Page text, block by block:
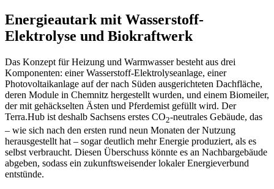
Energieautark mit Wasserstoff-
Elektrolyse und Biokraftwerk
Das Konzept für Heizung und Warmwasser besteht aus drei
Komponenten: einer Wasserstoff-Elektrolyseanlage, einer
Photovoltaikanlage auf der nach Süden ausgerichteten Dachfläche,
deren Module in Chemnitz hergestellt wurden, und einem Biomeiler,
der mit gehäckselten Ästen und Pferdemist gefüllt wird. Der
Terra.Hub ist deshalb Sachsens erstes CO2-neutrales Gebäude, das
– wie sich nach den ersten rund neun Monaten der Nutzung
herausgestellt hat – sogar deutlich mehr Energie produziert, als es
selbst verbraucht. Diesen Überschuss könnte es an Nachbargebäude
abgeben, sodass ein zukunftsweisender lokaler Energieverbund
entstünde.